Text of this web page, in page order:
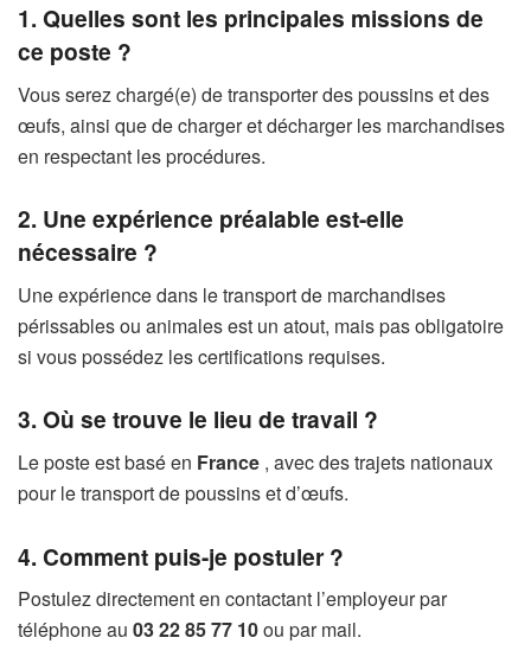
1. Quelles sont les principales missions de
ce poste ?
Vous serez chargé(e) de transporter des poussins et des
œufs, ainsi que de charger et décharger les marchandises
en respectant les procédures.
2. Une expérience préalable est-elle
nécessaire ?
Une expérience dans le transport de marchandises
périssables ou animales est un atout, mais pas obligatoire
si vous possédez les certifications requises.
3. Où se trouve le lieu de travail ?
Le poste est basé en France , avec des trajets nationaux
pour le transport de poussins et d’œufs.
4. Comment puis-je postuler ?
Postulez directement en contactant l’employeur par
téléphone au 03 22 85 77 10ou par mail.